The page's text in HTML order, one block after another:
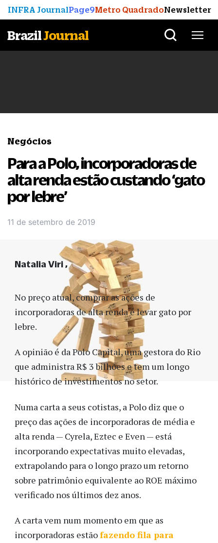
INFRA JournalPage9Metro QuadradoNewsletter
BrazilJournal
Negócios
Para a Polo, incorporadoras de
alta renda estão custando ‘gato
por lebre’
11 de setembro de 2019
No preço atual, comprar as ações de
incorporadoras de alta renda é levar gato por
lebre.
A opinião é da Polo Capital, uma gestora do Rio
que administra R$ 3 bilhões e tem um longo
histórico de investimentos no setor.
Numa carta a seus cotistas, a Polo diz que o
preço das ações de incorporadoras de média e
alta renda — Cyrela, Eztec e Even — está
incorporando expectativas muito elevadas,
extrapolando para o longo prazo um retorno
sobre patrimônio equivalente ao ROE máximo
verificado nos últimos dez anos.
A carta vem num momento em que as
incorporadoras estãofazendo fila para
Natalia Viri